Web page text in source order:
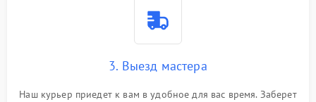
3. Выезд мастера
Наш курьер приедет к вам в удобное для вас время. Заберет